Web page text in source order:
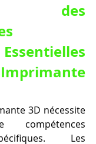
des
3D nécessite
compétences
Les